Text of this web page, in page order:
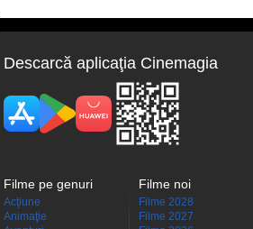
Descarcă aplicaţia Cinemagia
Filme pe genuri
Acţiune
Animaţie
Filme noi
Filme 2028
Filme 2027